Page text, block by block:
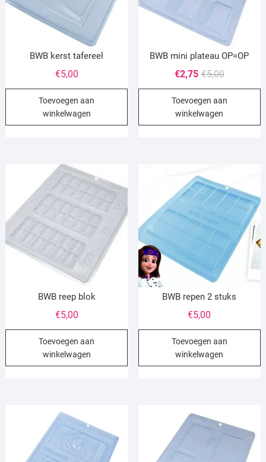
BWB kerst tafereel
€5,00
Toevoegen aan
winkelwagen
BWB mini plateau OP=OP
€5,00
prijs
was:
€2,75
Huidige
prijs
is:
Toevoegen aan
winkelwagen
BWB reep blok
€5,00
Toevoegen aan
winkelwagen
BWB repen 2 stuks
€5,00
Toevoegen aan
winkelwagen